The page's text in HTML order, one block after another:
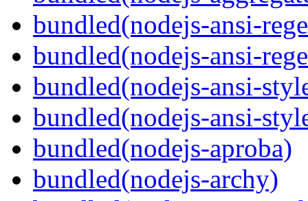
bundled(nodejs-ansi-
bundled(nodejs-ansi-
bundled(nodejs-ansi-
bundled(nodejs-ansi-
bundled(nodejs-aproba)
bundled(nodejs-archy)